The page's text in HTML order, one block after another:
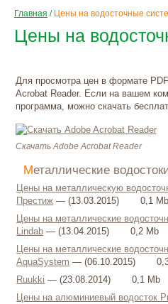
Главная / Цены на водосточные
Цены на
Для просмотра цен в формате
Acrobat Reader. Если на вашем
программа, можно скачать
Скачать Adobe Acrobat Reader
Металлические
Цены на металлическую
Престиж — (13.03.2015)
0,1 Mb
Цены на металлические
Lindab — (13.04.2015)
0,2 Mb
Цены на металлические
AquaSystem — (06.10.2015)
Ruukki — (23.08.2014)
0,1 Mb
Цены на алюминиевый водосток